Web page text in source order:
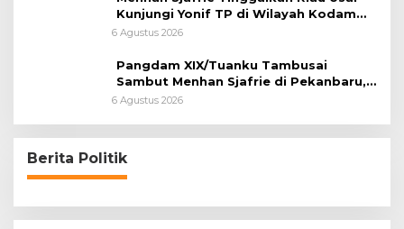
Kunjungi Yonif TP di Wilayah Kodam
XIX/Tuanku Tambusai
6 Agustus 2026
Pangdam XIX/Tuanku Tambusai
Sambut Menhan Sjafrie di Pekanbaru,
Ada Agenda Penting
6 Agustus 2026
Berita Politik